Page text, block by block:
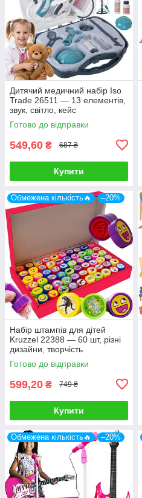
Дитячий медичний набір Iso
Trade 26511 — 13 елементів,
звук, світло, кейс
Готово до відправки
549,60 ₴ 687 ₴
Купити
Обмежена кількість🔥 –20%
Набір штампів для дітей
Kruzzel 22388 — 60 шт, різні
дизайни, творчість
Готово до відправки
599,20 ₴ 749 ₴
Купити
Обмежена кількість🔥 –20%